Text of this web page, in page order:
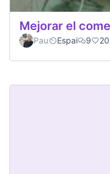
Mejorar el
Pau Espai 9 20